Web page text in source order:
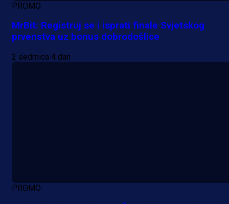
PROMO
MrBit: Registruj se i isprati finale Svjetskog
prvenstva uz bonus dobrodošlice
2 sedmica 4 dan
PROMO